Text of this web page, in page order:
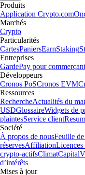
Produits
Application Crypto.com
Marchés
Crypto
Particularités
CartesPaniersEarnStaking
Entreprises
GardePay pour commerçant
Développeurs
Cronos PoSCronos EVM
Ressources
RechercheActualités du
USDGlossaireWidgets de
plaintesService client
Société
À propos de nousFeuille
réservesAffiliationLicences
crypto-actifsClimatCapital
d’intérêts
Mises à jour